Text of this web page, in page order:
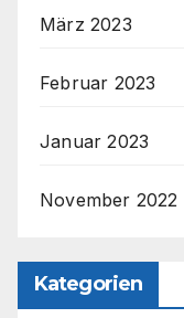
März 2023
Februar 2023
Januar 2023
November 2022
Kategorien